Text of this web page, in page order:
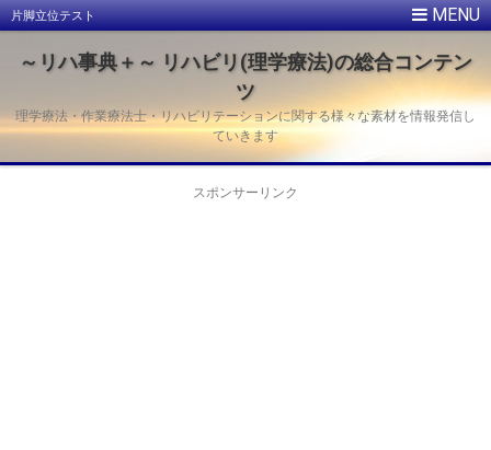
片脚立位テスト
～リハ事典＋～ リハビリ(理学療法)の総合コンテン
ツ
理学療法・作業療法士・リハビリテーションに関する様々な素材を情報発信し
ていきます
スポンサーリンク